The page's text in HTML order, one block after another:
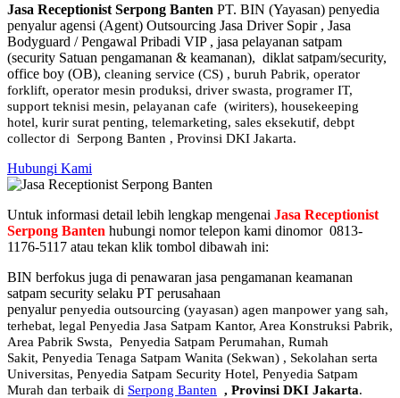
Jasa Receptionist Serpong Banten PT. BIN (Yayasan) penyedia
penyalur agensi (Agent) Outsourcing Jasa Driver Sopir , Jasa
Bodyguard / Pengawal Pribadi VIP , jasa pelayanan satpam
(security Satuan pengamanan & keamanan), diklat satpam/security,
office boy (OB), cleaning service (CS) , buruh Pabrik, operator
forklift, operator mesin produksi, driver swasta, programer IT,
support teknisi mesin, pelayanan cafe (wiriters), housekeeping
hotel, kurir surat penting, telemarketing, sales eksekutif, debpt
collector di Serpong Banten , Provinsi DKI Jakarta.
Hubungi Kami
Untuk informasi detail lebih lengkap mengenai Jasa Receptionist
Serpong Banten hubungi nomor telepon kami dinomor 0813-
1176-5117 atau tekan klik tombol dibawah ini:
BIN berfokus juga di penawaran jasa pengamanan keamanan
satpam security selaku PT perusahaan
penyalurpenyedia outsourcing (yayasan) agen manpower yang sah,
terhebat, legal Penyedia Jasa Satpam Kantor, Area Konstruksi Pabrik,
Area Pabrik Swsta, Penyedia Satpam Perumahan, Rumah
Sakit, Penyedia Tenaga Satpam Wanita (Sekwan) , Sekolahan serta
Universitas, Penyedia Satpam Security Hotel, Penyedia Satpam
Murah dan terbaik di Serpong Banten , Provinsi DKI Jakarta.